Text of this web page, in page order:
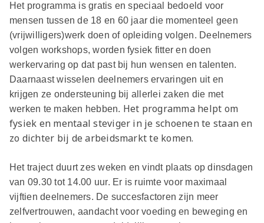
Het programma is gratis en speciaal bedoeld voor
mensen tussen de 18 en 60 jaar die momenteel geen
(vrijwilligers)werk doen of opleiding volgen. Deelnemers
volgen workshops, worden fysiek fitter en doen
werkervaring op dat past bij hun wensen en talenten.
Daarnaast wisselen deelnemers ervaringen uit en
krijgen ze ondersteuning bij allerlei zaken die met
werken te maken hebben. Het programma helpt om
fysiek en mentaal steviger in je schoenen te staan en
zo dichter bij de arbeidsmarkt te komen.
Het traject duurt zes weken en vindt plaats op dinsdagen
van 09.30 tot 14.00 uur. Er is ruimte voor maximaal
vijftien deelnemers. De succesfactoren zijn meer
zelfvertrouwen, aandacht voor voeding en beweging en